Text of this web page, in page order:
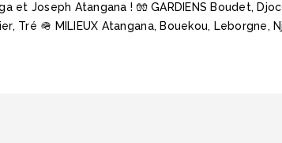
Joseph Atangana ! 🧤 GARDIENS Boudet,
Tré 🪖 MILIEUX Atangana, Bouekou, Leborgne,